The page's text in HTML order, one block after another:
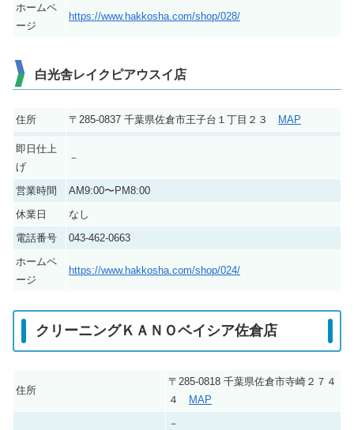
ホームペ
ージ
https://www.hakkosha.com/shop/028/
白光舎レイクピアウスイ店
住所 〒285-0837 千葉県佐倉市王子台１丁目２３ MAP
即日仕上
げ
－
営業時間
AM9:00〜PM8:00
休業日
なし
電話番号
043-462-0663
ホームペ
ージ
https://www.hakkosha.com/shop/024/
クリーニングＫＡＮＯベイシア佐倉店
住所
〒285-0818 千葉県佐倉市寺崎２７４
４
MAP
－